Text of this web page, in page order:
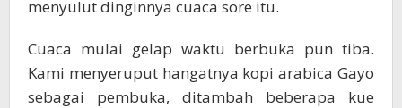
menyulut dinginnya cuaca sore itu.
Cuaca mulai gelap waktu berbuka pun tiba.
Kami menyeruput hangatnya kopi arabica Gayo
sebagai pembuka, ditambah beberapa kue